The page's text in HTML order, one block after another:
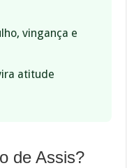
vingança e
atitude
de Assis?